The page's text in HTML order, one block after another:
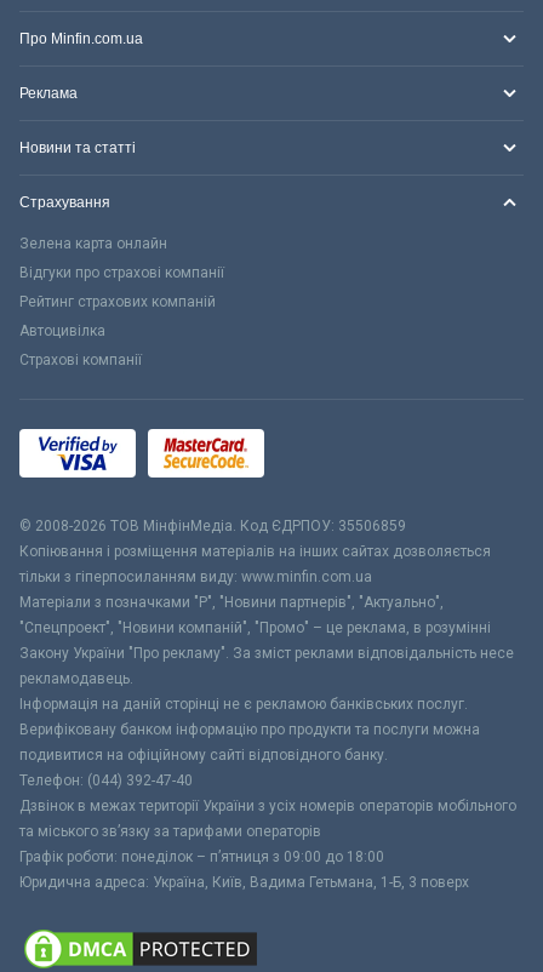
Про Minfin.com.ua
Реклама
Новини та статті
Страхування
Зелена карта онлайн
Відгуки про страхові компанії
Рейтинг страхових компаній
Автоцивілка
Страхові компанії
© 2008-2026 ТОВ МiнфiнМедiа. Код ЄДРПОУ: 35506859
Копіювання і розміщення матеріалів на інших сайтах дозволяється
тільки з гіперпосиланням виду: www.minfin.com.ua
Матеріали з позначками "Р", "Новини партнерів", "Актуально",
"Спецпроект", "Новини компаній", "Промо" – це реклама, в розумінні
Закону України "Про рекламу". За зміст реклами відповідальність несе
рекламодавець.
Інформація на даній сторінці не є рекламою банківських послуг.
Верифіковану банком інформацію про продукти та послуги можна
подивитися на офіційному сайті відповідного банку.
Телефон: (044) 392-47-40
Дзвінок в межах території України з усіх номерів операторів мобільного
та міського зв’язку за тарифами операторів
Графік роботи: понеділок – п’ятниця з 09:00 до 18:00
Юридична адреса: Україна, Київ, Вадима Гетьмана, 1-Б, 3 поверх